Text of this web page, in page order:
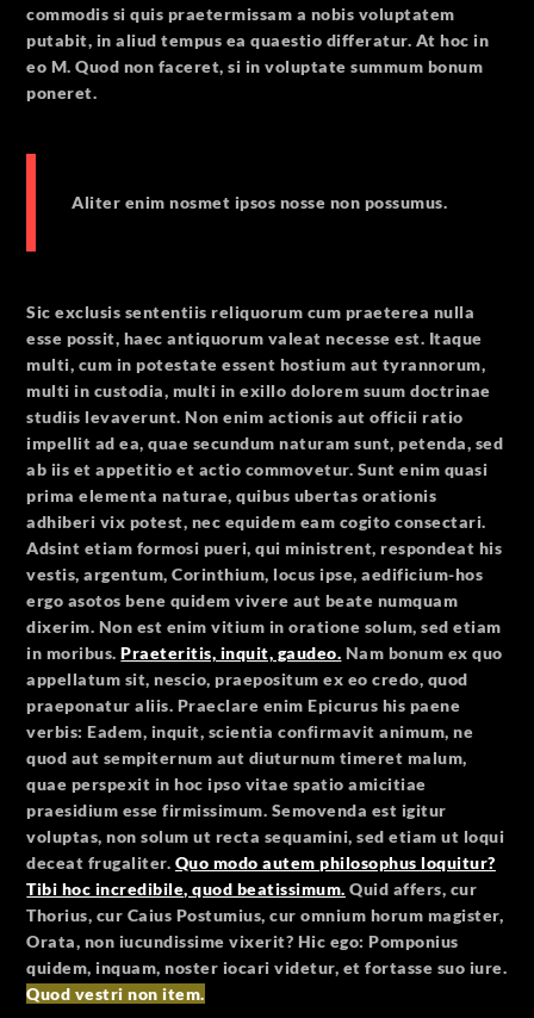
commodis si quis praetermissam a nobis voluptatem
putabit, in aliud tempus ea quaestio differatur. At hoc in
eo M. Quod non faceret, si in voluptate summum bonum
poneret.
Aliter enim nosmet ipsos nosse non possumus.
Sic exclusis sententiis reliquorum cum praeterea nulla
esse possit, haec antiquorum valeat necesse est. Itaque
multi, cum in potestate essent hostium aut tyrannorum,
multi in custodia, multi in exillo dolorem suum doctrinae
studiis levaverunt. Non enim actionis aut officii ratio
impellit ad ea, quae secundum naturam sunt, petenda, sed
ab iis et appetitio et actio commovetur. Sunt enim quasi
prima elementa naturae, quibus ubertas orationis
adhiberi vix potest, nec equidem eam cogito consectari.
Adsint etiam formosi pueri, qui ministrent, respondeat his
vestis, argentum, Corinthium, locus ipse, aedificium-hos
ergo asotos bene quidem vivere aut beate numquam
dixerim. Non est enim vitium in oratione solum, sed etiam
in moribus.Praeteritis, inquit, gaudeo. Nam bonum ex quo
appellatum sit, nescio, praepositum ex eo credo, quod
praeponatur aliis. Praeclare enim Epicurus his paene
verbis: Eadem, inquit, scientia confirmavit animum, ne
quod aut sempiternum aut diuturnum timeret malum,
quae perspexit in hoc ipso vitae spatio amicitiae
praesidium esse firmissimum. Semovenda est igitur
voluptas, non solum ut recta sequamini, sed etiam ut loqui
deceat frugaliter. Quo modo autem philosophus loquitur?
Tibi hoc incredibile, quod beatissimum. Quid affers, cur
Thorius, cur Caius Postumius, cur omnium horum magister,
Orata, non iucundissime vixerit? Hic ego: Pomponius
quidem, inquam, noster iocari videtur, et fortasse suo iure.
Quod vestri non item.